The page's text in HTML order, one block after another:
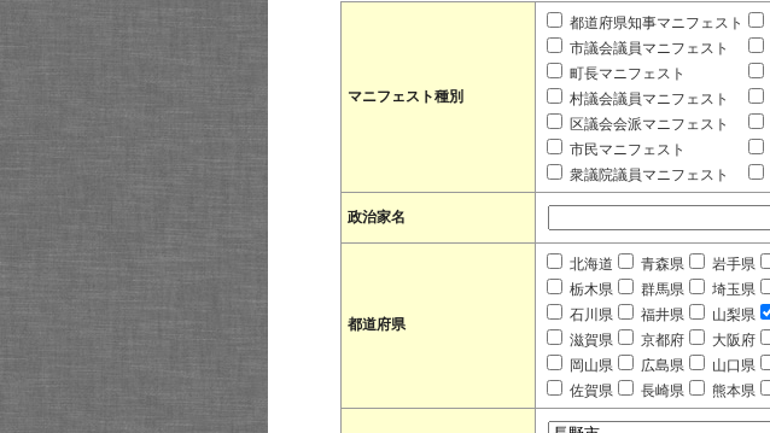
マニフェスト種別
都道府県知事マニフェスト
市議会議員マニフェスト
町長マニフェスト
村議会議員マニフェスト
区議会会派マニフェスト
市民マニフェスト
衆議院議員マニフェスト
政治家名
都道府県
北海道 青森県 岩手県
栃木県
群馬県 埼玉県
石川県
福井県 山梨県
滋賀県
京都府 大阪府
岡山県
広島県 山口県
佐賀県
長崎県 熊本県